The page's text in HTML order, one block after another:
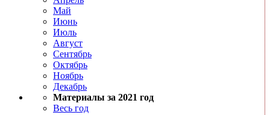
Май
Июнь
Июль
Август
Сентябрь
Октябрь
Ноябрь
Декабрь
Материалы за 2021 год
Весь год